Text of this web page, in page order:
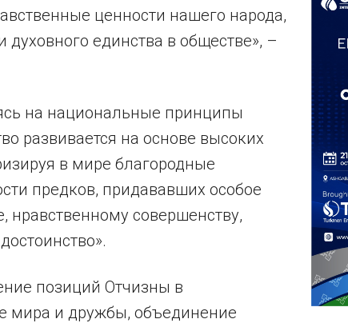
ценности нашего народа,
единства в обществе», –
на национальные принципы
развивается на основе высоких
в мире благородные
предков, придававших особое
нравственному совершенству,
позиций Отчизны в
мира и дружбы, объединение